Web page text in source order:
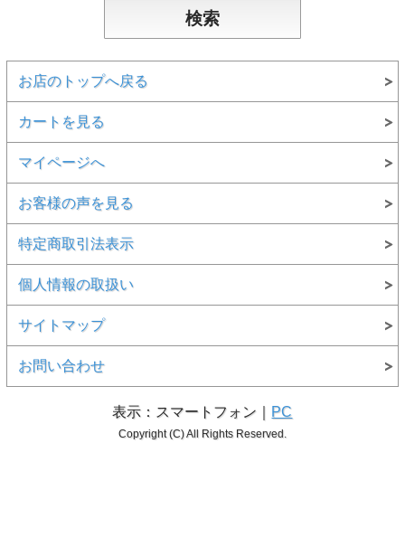
お店のトップへ戻る
カートを見る
マイページへ
お客様の声を見る
特定商取引法表示
個人情報の取扱い
サイトマップ
お問い合わせ
表示：スマートフォン｜ PC
Copyright (C) All Rights Reserved.